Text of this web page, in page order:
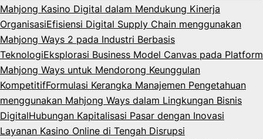
Mahjong Kasino Digital dalam Mendukung Kinerja
OrganisasiEfisiensi Digital Supply Chain menggunakan
Mahjong Ways 2 pada Industri Berbasis
TeknologiEksplorasi Business Model Canvas pada Platform
Mahjong Ways untuk Mendorong Keunggulan
KompetitifFormulasi Kerangka Manajemen Pengetahuan
menggunakan Mahjong Ways dalam Lingkungan Bisnis
DigitalHubungan Kapitalisasi Pasar dengan Inovasi
Layanan Kasino Online di Tengah Disrupsi